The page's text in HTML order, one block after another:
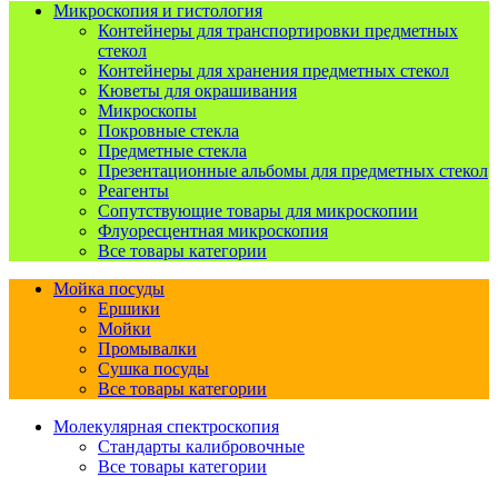
Микроскопия и гистология
Контейнеры для транспортировки предметных
стекол
Контейнеры для хранения предметных стекол
Кюветы для окрашивания
Микроскопы
Покровные стекла
Предметные стекла
Презентационные альбомы для предметных стекол
Реагенты
Сопутствующие товары для микроскопии
Флуоресцентная микроскопия
Все товары категории
Мойка посуды
Ершики
Мойки
Промывалки
Сушка посуды
Все товары категории
Молекулярная спектроскопия
Стандарты калибровочные
Все товары категории